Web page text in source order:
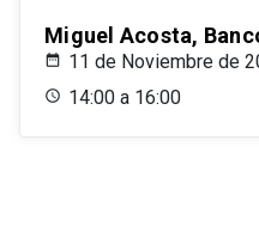
Miguel Acosta,
11 de Noviembre de
14:00 a 16:00